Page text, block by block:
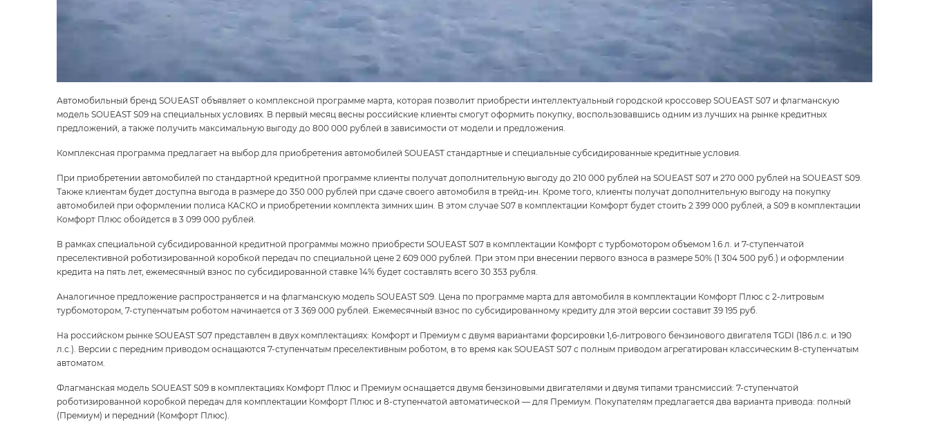
Автомобильный бренд SOUEAST объявляет о комплексной программе марта, которая позволит приобрести интеллектуальный городской кроссовер SOUEAST S07 и флагманскую
модель SOUEAST S09 на специальных условиях. В первый месяц весны российские клиенты смогут оформить покупку, воспользовавшись одним из лучших на рынке кредитных
предложений, а также получить максимальную выгоду до 800 000 рублей в зависимости от модели и предложения.
Комплексная программа предлагает на выбор для приобретения автомобилей SOUEAST стандартные и специальные субсидированные кредитные условия.
При приобретении автомобилей по стандартной кредитной программе клиенты получат дополнительную выгоду до 210 000 рублей на SOUEAST S07 и 270 000 рублей на SOUEAST S09.
Также клиентам будет доступна выгода в размере до 350 000 рублей при сдаче своего автомобиля в трейд-ин. Кроме того, клиенты получат дополнительную выгоду на покупку
автомобилей при оформлении полиса КАСКО и приобретении комплекта зимних шин. В этом случае S07 в комплектации Комфорт будет стоить 2 399 000 рублей, а S09 в комплектации
Комфорт Плюс обойдется в 3 099 000 рублей.
В рамках специальной субсидированной кредитной программы можно приобрести SOUEAST S07 в комплектации Комфорт с турбомотором объемом 1.6 л. и 7-ступенчатой
преселективной роботизированной коробкой передач по специальной цене 2 609 000 рублей. При этом при внесении первого взноса в размере 50% (1 304 500 руб.) и оформлении
кредита на пять лет, ежемесячный взнос по субсидированной ставке 14% будет составлять всего 30 353 рубля.
Аналогичное предложение распространяется и на флагманскую модель SOUEAST S09. Цена по программе марта для автомобиля в комплектации Комфорт Плюс с 2-литровым
турбомотором, 7-ступенчатым роботом начинается от 3 369 000 рублей. Ежемесячный взнос по субсидированному кредиту для этой версии составит 39 195 руб.
На российском рынке SOUEAST S07 представлен в двух комплектациях: Комфорт и Премиум с двумя вариантами форсировки 1,6-литрового бензинового двигателя TGDI (186 л.с. и 190
л.с.). Версии с передним приводом оснащаются 7-ступенчатым преселективным роботом, в то время как SOUEAST S07 с полным приводом агрегатирован классическим 8-ступенчатым
автоматом.
Флагманская модель SOUEAST S09 в комплектациях Комфорт Плюс и Премиум оснащается двумя бензиновыми двигателями и двумя типами трансмиссий: 7-ступенчатой
роботизированной коробкой передач для комплектации Комфорт Плюс и 8-ступенчатой автоматической — для Премиум. Покупателям предлагается два варианта привода: полный
(Премиум) и передний (Комфорт Плюс).